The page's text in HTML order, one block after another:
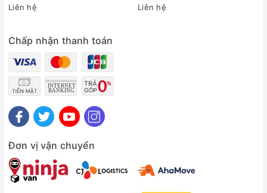
Năm ra mắt:
Công nghệ hình ảnh
Công nghệ hình ảnh:
Độ tương phản cao - Mega ContrastSupreme UHD
DimmingQuantum HDRQuantum DotChuyển động mượt
Motion XceleratorSuper Ultra Wide Game View & Game
BarGiảm độ trễ chơi game Auto Low Latency Mode
(ALLM)Chế độ Game Motion Plus
Bộ xử lý:
Bộ xử lý Q4 Lite Processor
Tần số quét thực:
50 Hz/60 Hz
Liên hệ
Liên hệ
Chấp nhận thanh toán
Đơn vị vận chuyển